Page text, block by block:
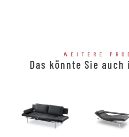
WEITERE
Das könnte Sie